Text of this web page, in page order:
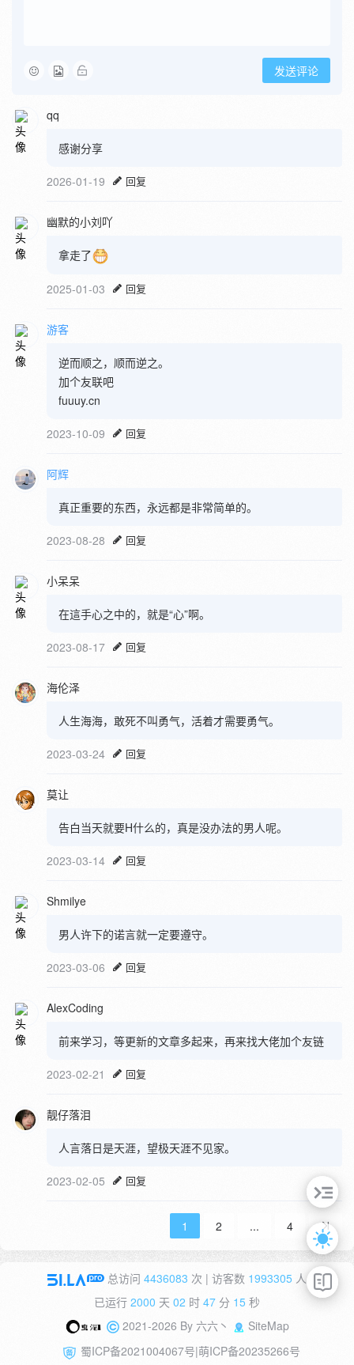
发送评论
qq
感谢分享
2026-01-19 回复
幽默的小刘吖
拿走了
2025-01-03 回复
游客
逆而顺之，顺而逆之。
加个友联吧
fuuuy.cn
2023-10-09 回复
阿辉
真正重要的东西，永远都是非常简单的。
2023-08-28 回复
小呆呆
在這手心之中的，就是“心”啊。
2023-08-17 回复
海伦泽
人生海海，敢死不叫勇气，活着才需要勇气。
2023-03-24 回复
莫让
告白当天就要H什么的，真是没办法的男人呢。
2023-03-14 回复
Shmilye
男人许下的诺言就一定要遵守。
2023-03-06 回复
AlexCoding
前来学习，等更新的文章多起来，再来找大佬加个友链
2023-02-21 回复
靓仔落泪
人言落日是天涯，望极天涯不见家。
2023-02-05 回复
1 2 ... 4
总访问 4436083 次 | 访客数 1993305 人
已运行 2000 天 02 时 47 分 15 秒
2021-2026 By 六六丶
SiteMap
蜀ICP备2021004067号|萌ICP备20235266号